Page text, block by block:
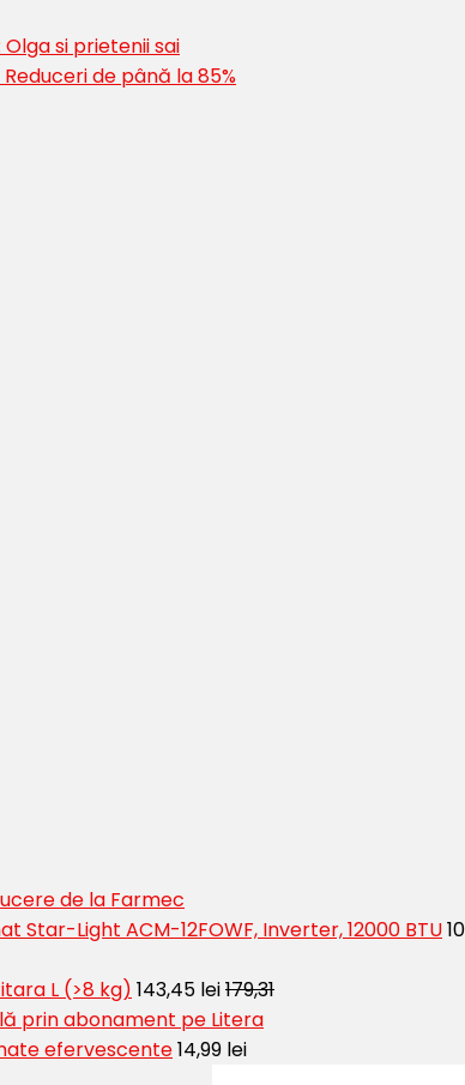
si prietenii sai
de până la 85%
de la Farmec
Light ACM-12FOWF, Inverter, 12000 BTU
L (>8 kg) 143,45 lei179,31
prin abonament pe Litera
efervescente14,99 lei